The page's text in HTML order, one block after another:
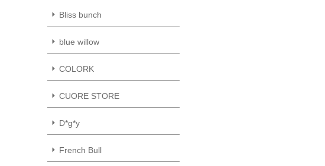
Bliss bunch
blue willow
COLORK
CUORE STORE
D*g*y
French Bull